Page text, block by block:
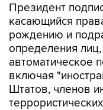
Президент
касающийся
рождению и
определения
автоматическое
включая
Штатов, членов